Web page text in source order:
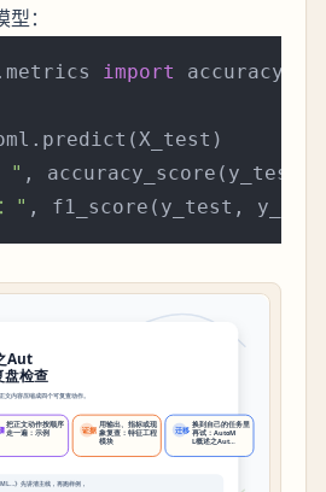
：
import
"
" , f1_score(y_test,